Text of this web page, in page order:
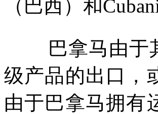
（巴西）和
巴拿马由于
级产品的出口，
由于巴拿马拥有